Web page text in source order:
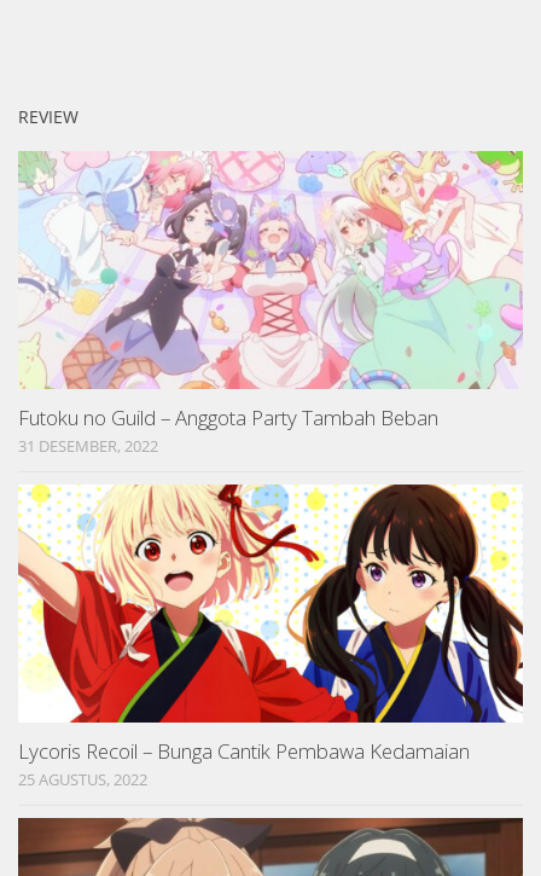
REVIEW
Futoku no Guild – Anggota Party Tambah Beban
31 DESEMBER, 2022
Lycoris Recoil – Bunga Cantik Pembawa Kedamaian
25 AGUSTUS, 2022